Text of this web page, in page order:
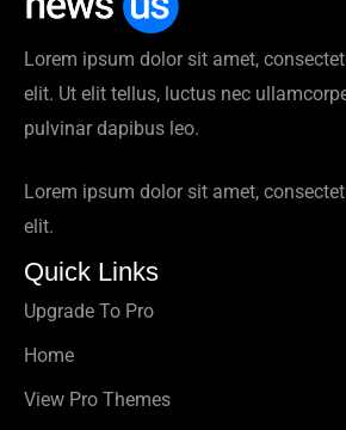
Lorem ipsum dolor sit amet,
elit. Ut elit tellus, luctus nec
pulvinar dapibus leo.
Lorem ipsum dolor sit amet,
elit.
Quick Links
Upgrade To Pro
Home
View Pro Themes